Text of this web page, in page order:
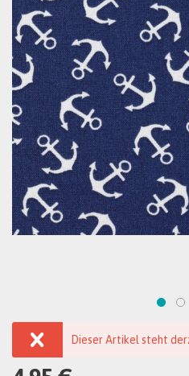
Dieser Artikel steht